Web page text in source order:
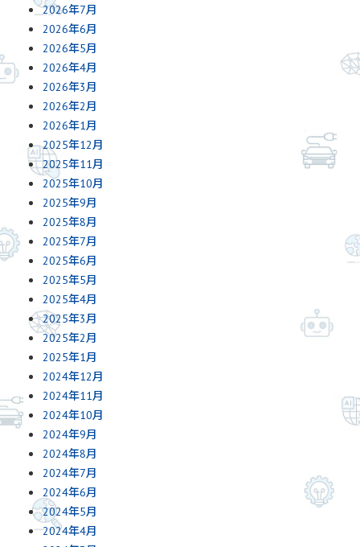
2026年7月
2026年6月
2026年5月
2026年4月
2026年3月
2026年2月
2026年1月
2025年12月
2025年11月
2025年10月
2025年9月
2025年8月
2025年7月
2025年6月
2025年5月
2025年4月
2025年3月
2025年2月
2025年1月
2024年12月
2024年11月
2024年10月
2024年9月
2024年8月
2024年7月
2024年6月
2024年5月
2024年4月